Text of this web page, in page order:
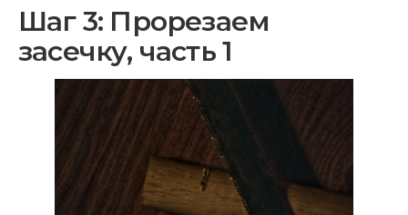
Шаг 3: Прорезаем
засечку, часть 1